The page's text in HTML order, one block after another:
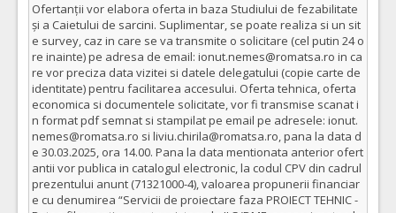
Ofertanții vor elabora oferta in baza Studiului de fezabilitate
și a Caietului de sarcini. Suplimentar, se poate realiza si un sit
e survey, caz in care se va transmite o solicitare (cel putin 24 o
re inainte) pe adresa de email: ionut.nemes@romatsa.ro in ca
re vor preciza data vizitei si datele delegatului (copie carte de
identitate) pentru facilitarea accesului. Oferta tehnica, oferta
economica si documentele solicitate, vor fi transmise scanat i
n format pdf semnat si stampilat pe email pe adresele: ionut.
nemes@romatsa.ro si liviu.chirila@romatsa.ro, pana la data d
e 30.03.2025, ora 14.00. Pana la data mentionata anterior ofert
antii vor publica in catalogul electronic, la codul CPV din cadrul
prezentului anunt (71321000-4), valoarea propunerii financiar
e cu denumirea “Servicii de proiectare faza PROIECT TEHNIC -